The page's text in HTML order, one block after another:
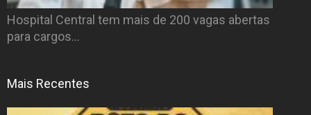
Hospital Central tem mais de 200 vagas abertas
para cargos…
Mais Recentes